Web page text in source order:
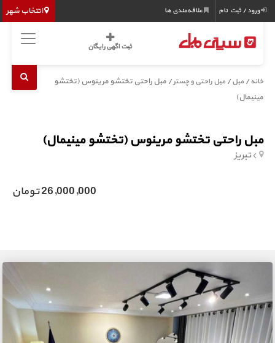
انتخاب شهر ورود / ثبت نام علاقه‌مندی ها
ثبت اگهی رایگان
خانه /مبل/مبل راحتی و چستر/ مبل راحتی تختشو مرینوس (تختشو
مینیمال)
مبل راحتی تختشو مرینوس (تختشو مینیمال)
تبریز
26,000,000 تومان